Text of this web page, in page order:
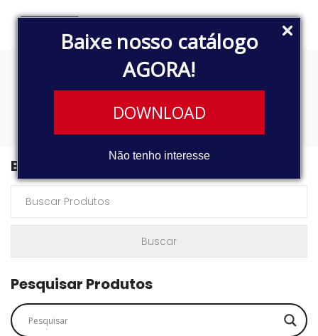
Baixe nosso catálogo
AGORA!
DOWNLOAD
Não tenho interesse
GRAND SIENA
Buscar Produtos
Pesquisar Produtos